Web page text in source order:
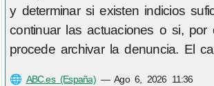
y determinar si existen indicios
continuar las actuaciones o si, por
procede archivar la denuncia. El
🌐 ABC.es (España)—Ago 6, 2026 11:36